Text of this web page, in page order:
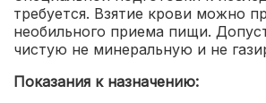
требуется. Взятие крови можно
необильного приема пищи.
чистую не минеральную и не
Показания к назначению: